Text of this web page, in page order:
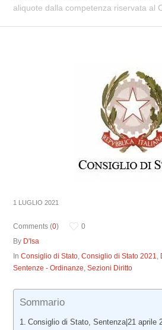
aliquote dalla competenza riservata al
1 LUGLIO 2021
Comments (0)
0
By D'Isa
InConsiglio di Stato,Consiglio di Stato 2021,
Sentenze - Ordinanze,Sezioni Diritto
Sommario
Consiglio di Stato, Sentenza|21 aprile